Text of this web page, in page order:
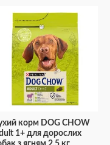
корм DOG CHOW
1+ для дорослих